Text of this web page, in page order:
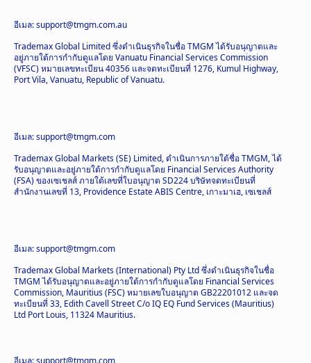
อีเมล: support@tmgm.com.au
Trademax Global Limited ซึ่งดำเนินธุรกิจในชื่อ TMGM ได้รับอนุญาตและ
อยู่ภายใต้การกำกับดูแลโดย Vanuatu Financial Services Commission
(VFSC) หมายเลขทะเบียน 40356 และจดทะเบียนที่ 1276, Kumul Highway,
Port Vila, Vanuatu, Republic of Vanuatu.
อีเมล: support@tmgm.com
Trademax Global Markets (SE) Limited, ดำเนินการภายใต้ชื่อ TMGM, ได้
รับอนุญาตและอยู่ภายใต้การกำกับดูแลโดย Financial Services Authority
(FSA) ของเซเชลส์ ภายใต้เลขที่ใบอนุญาต SD224 บริษัทจดทะเบียนที่
สำนักงานเลขที่ 13, Providence Estate ABIS Centre, เกาะมาเฮ, เซเชลส์
อีเมล: support@tmgm.com
Trademax Global Markets (International) Pty Ltd ซึ่งดำเนินธุรกิจในชื่อ
TMGM ได้รับอนุญาตและอยู่ภายใต้การกำกับดูแลโดย Financial Services
Commission, Mauritius (FSC) หมายเลขใบอนุญาต GB22201012 และจด
ทะเบียนที่ 33, Edith Cavell Street C/o IQ EQ Fund Services (Mauritius)
Ltd Port Louis, 11324 Mauritius.